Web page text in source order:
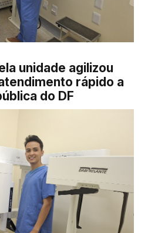
unidade agilizou
rápido a
do DF